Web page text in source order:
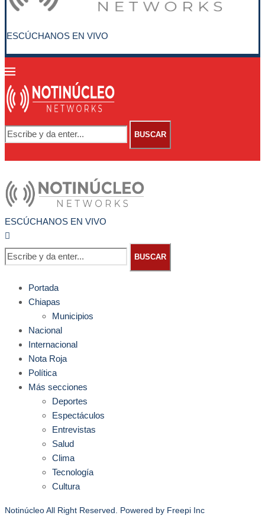
ESCÚCHANOS EN VIVO
BUSCAR
ESCÚCHANOS EN VIVO
BUSCAR
Portada
Chiapas
Municipios
Nacional
Internacional
Nota Roja
Política
Más secciones
Deportes
Espectáculos
Entrevistas
Salud
Clima
Tecnología
Cultura
Notinúcleo All Right Reserved. Powered by Freepi Inc